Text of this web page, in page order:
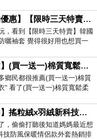
【本日刷卡購物優惠】【限時三天特賣】韓國男女通用運動冰絲防曬袖套 優惠網站熱銷
，看到【限時三天特賣】韓國
曬袖套 覺得很好用也想買一
【熱賣商品英文】(買一送一)棉質寬鬆柔膚兩件式睡衣- 百貨優惠限定折扣價
鄉民都很推薦(買一送一)棉質
" 看了(買一送一)棉質寬鬆柔
【會員專屬折扣】搖粒絨x羽絨新科技防風保暖情侶款外套 熱銷商品
，偷偷打聽後知道媽媽最近想
技防風保暖情侶款外套熱銷排